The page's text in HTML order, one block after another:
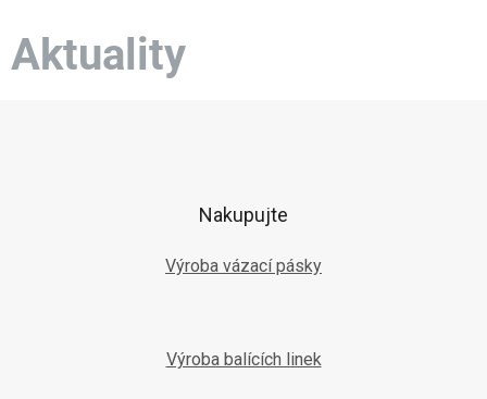
Aktuality
Nakupujte
Výroba vázací pásky
Výroba balících linek